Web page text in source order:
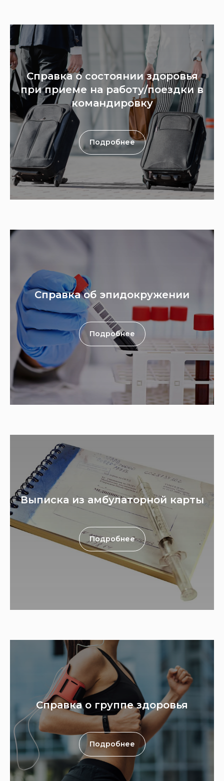
Справка о состоянии здоровья
при приеме на работу/поездки в
командировку
Подробнее
Справка об эпидокружении
Подробнее
Выписка из амбулаторной карты
Подробнее
Справка о группе здоровья
Подробнее
+7(495)001-33-66
Медицинские услуги имеют противопоказания. Диагноз и лечение назначает
ООО «МАРИМЕД» не несет ответственности за последствия использования
информации с сайта https://поликлиника1.рус
Информация на сайте носит ознакомительный характер и не является
публичной офертой (ст. 435, 437 ГК РФ).
Цены и услуги уточняйте в колл-центре.
ИНН 5038126114 ОГРН 1175050001939 ООО "МАРИМЕД"
© 2011 — 2026 Поликлиника №1. Изображения предоставлены«Designed
by Freepik»
ГИНЕКОЛОГИЯ
НЕВРОЛОГИЯ
МАССАЖ
ВРАЧИ